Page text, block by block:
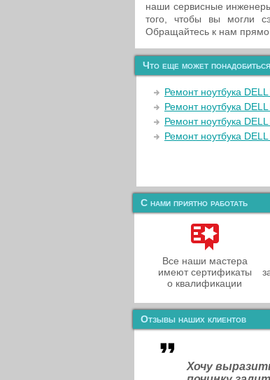
наши сервисные
того, чтобы вы могли
Обращайтесь к нам прямо
Что еще может
Ремонт ноутбука
Ремонт ноутбука
Ремонт ноутбука
Ремонт ноутбука
С нами приятно работать
Все наши мастера
имеют сертификаты
о квалификации
Отзывы наших клиентов
Хочу